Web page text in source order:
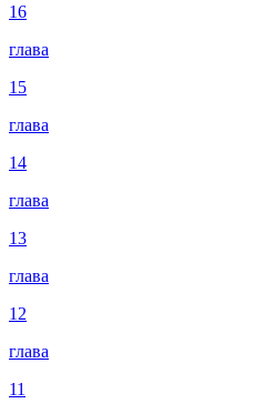
16
глава
15
глава
14
глава
13
глава
12
глава
11